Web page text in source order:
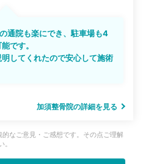
通院も楽にでき、駐車場も4
です。
してくれたので安心して施術
加須整骨院の詳細を見る
なご意見・ご感想です。その点ご理解